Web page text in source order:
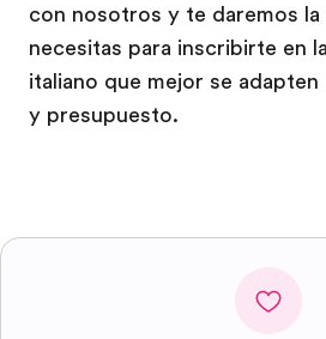
con nosotros y te daremos la
necesitas para inscribirte en
italiano que mejor se
y presupuesto.